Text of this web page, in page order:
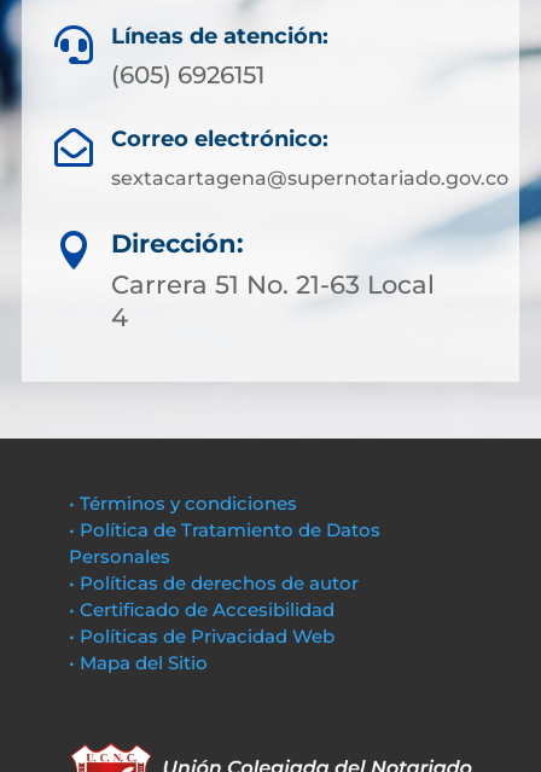
 Líneas de atención:
(605) 6926151
 Correo electrónico:
sextacartagena@supernotariado.gov.co

Dirección:
Carrera 51 No. 21-63 Local
4
• Términos y condiciones
• Política de Tratamiento de Datos
Personales
• Políticas de derechos de autor
• Certificado de Accesibilidad
• Políticas de Privacidad Web
• Mapa del Sitio